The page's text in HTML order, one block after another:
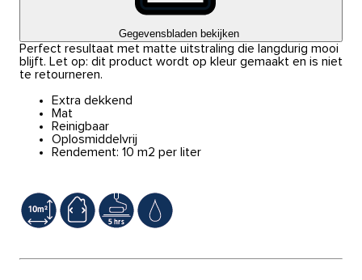
Gegevensbladen bekijken
Perfect resultaat met matte uitstraling die langdurig mooi
blijft. Let op: dit product wordt op kleur gemaakt en is niet
te retourneren.
Extra dekkend
Mat
Reinigbaar
Oplosmiddelvrij
Rendement: 10 m2 per liter